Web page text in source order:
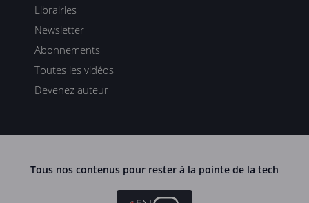
Librairies
Newsletter
Abonnements
Toutes les vidéos
Devenez auteur
Tous nos contenus pour rester à la pointe de la tech